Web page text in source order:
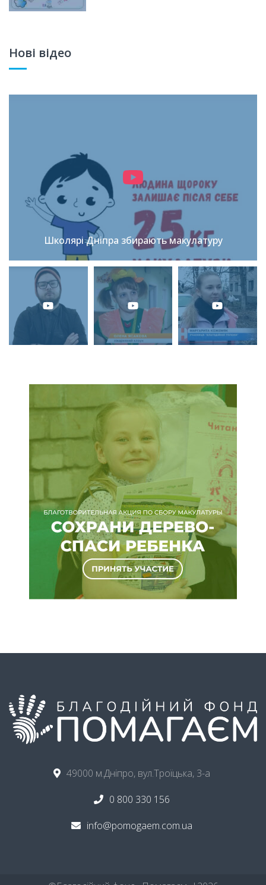
Нові відео
Школярі Дніпра збирають макулатуру
49000 м.Дніпро, вул.Троїцька, 3-а
0 800 330 156
info@pomogaem.com.ua